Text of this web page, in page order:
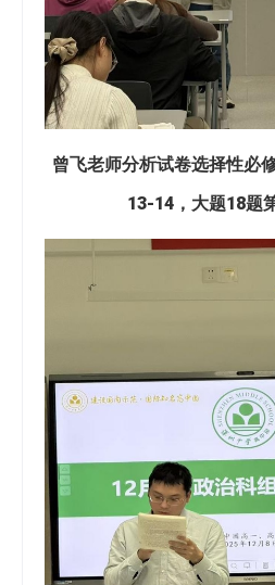
曾飞老师分析试卷选择性必
13-14，大题18题